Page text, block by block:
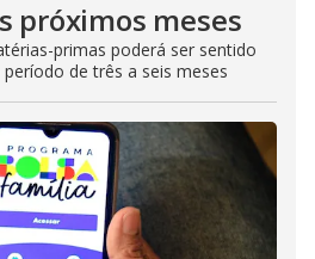
próximos meses
primas poderá ser sentido
de três a seis meses